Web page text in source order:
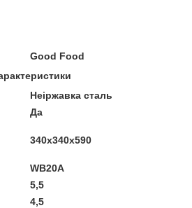
Good Food
Неіржавка сталь
Да
340х340х590
WB20A
5,5
4,5